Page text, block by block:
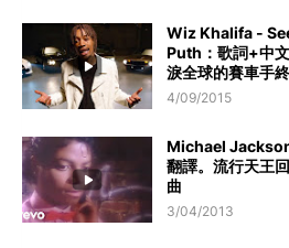
Wiz Khalifa -
Puth：歌詞+中
淚全球的賽車手
4/09/2015
Michael
翻譯。流行天王
曲
3/04/2013